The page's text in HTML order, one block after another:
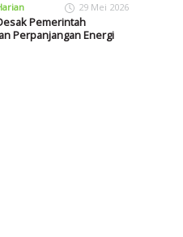
29 Mei 2026
Pemerintah
Perpanjangan Energi